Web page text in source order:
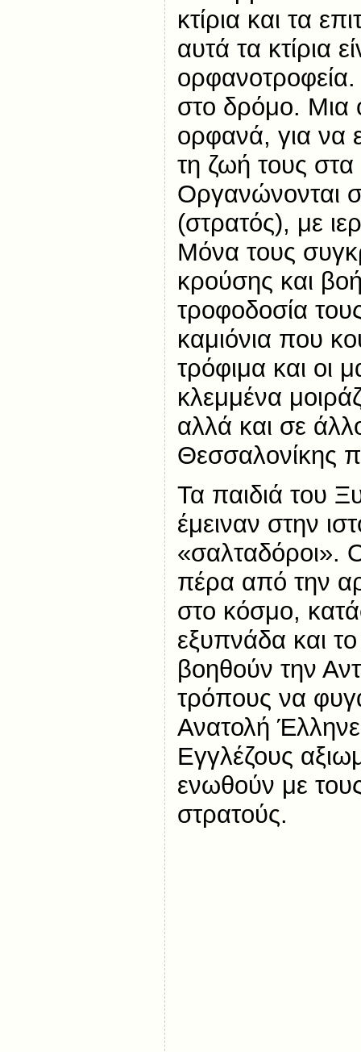
κτίρια και τα
αυτά τα κτίρια
στο δρόμο. Μια
ορφανά, για να
τη ζωή τους στα
Οργανώνονται
(στρατός), με
Μόνα τους
κρούσης και
τροφοδοσία
καμιόνια που
τρόφιμα και οι
κλεμμένα
αλλά και σε
Θεσσαλονίκης
Τα παιδιά του
έμειναν στην
«σαλταδόροι».
πέρα από την
στο κόσμο,
εξυπνάδα και
βοηθούν την
τρόπους να
Ανατολή
Εγγλέζους
ενωθούν με
στρατούς.